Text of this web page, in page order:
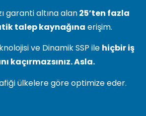
garanti altına alan25’ten fazla
talep kaynağına erişim.
ve Dinamik SSP ile hiçbir iş
kaçırmazsınız. Asla.
ülkelere göre optimize eder.